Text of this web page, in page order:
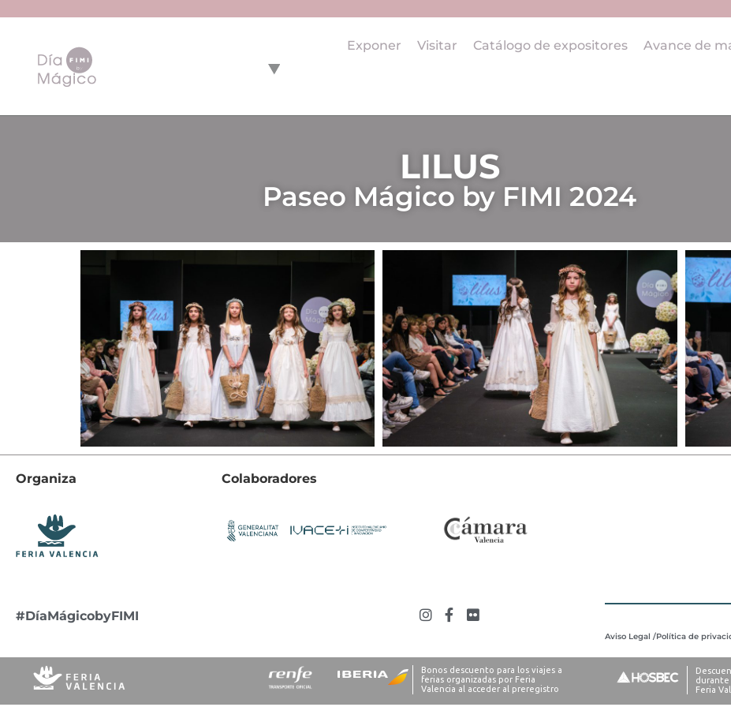
Exponer Visitar Catálogo de expositores Avance de
LILUS
Paseo Mágico by FIMI 2024
Organiza Colaboradores
#DíaMágicobyFIMI
Aviso Legal /Política de